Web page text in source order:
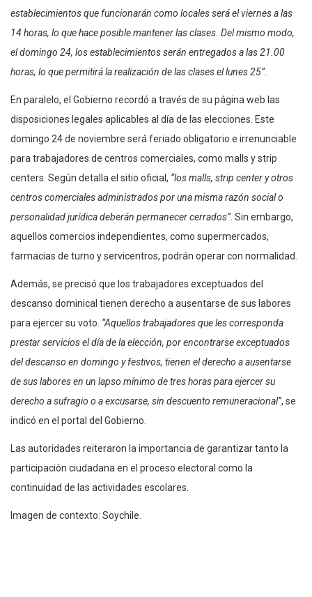
establecimientos que funcionarán como locales será el viernes a las
14 horas, lo que hace posible mantener las clases. Del mismo modo,
el domingo 24, los establecimientos serán entregados a las 21.00
horas, lo que permitirá la realización de las clases el lunes 25”.
En paralelo, el Gobierno recordó a través de su página web las
disposiciones legales aplicables al día de las elecciones. Este
domingo 24 de noviembre será feriado obligatorio e irrenunciable
para trabajadores de centros comerciales, como malls y strip
centers. Según detalla el sitio oficial, “los malls, strip center y otros
centros comerciales administrados por una misma razón social o
personalidad jurídica deberán permanecer cerrados”. Sin embargo,
aquellos comercios independientes, como supermercados,
farmacias de turno y servicentros, podrán operar con normalidad.
Además, se precisó que los trabajadores exceptuados del
descanso dominical tienen derecho a ausentarse de sus labores
para ejercer su voto. “Aquellos trabajadores que les corresponda
prestar servicios el día de la elección, por encontrarse exceptuados
del descanso en domingo y festivos, tienen el derecho a ausentarse
de sus labores en un lapso mínimo de tres horas para ejercer su
derecho a sufragio o a excusarse, sin descuento remuneracional”, se
indicó en el portal del Gobierno.
Las autoridades reiteraron la importancia de garantizar tanto la
participación ciudadana en el proceso electoral como la
continuidad de las actividades escolares.
Imagen de contexto: Soychile.